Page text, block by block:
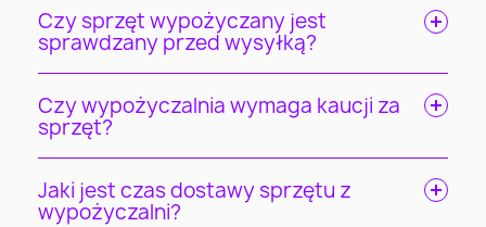
Czy sprzęt wypożyczany jest
sprawdzany przed wysyłką?
Czy wypożyczalnia wymaga kaucji za
sprzęt?
Jaki jest czas dostawy sprzętu z
wypożyczalni?